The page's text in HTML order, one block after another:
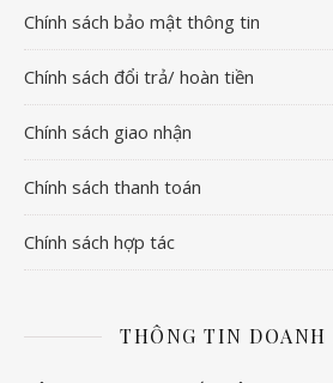
Chính sách bảo mật thông tin
Chính sách đổi trả/ hoàn tiền
Chính sách giao nhận
Chính sách thanh toán
Chính sách hợp tác
THÔNG TIN DOANH